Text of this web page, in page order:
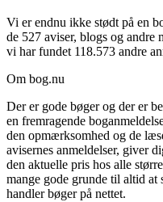
Vi er endnu ikke stødt på en
de 527 aviser, blogs og andre
vi har fundet 118.573 andre
Om bog.nu
Der er gode bøger og der er
en fremragende
den opmærksomhed og de
avisernes anmeldelser, giver
den aktuelle pris hos alle
mange gode grunde til altid
handler bøger på nettet.